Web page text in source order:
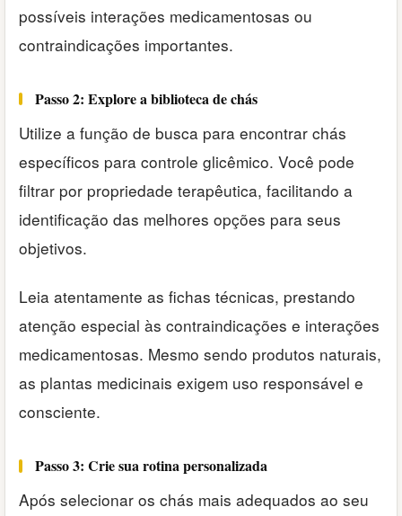
possíveis interações medicamentosas ou
contraindicações importantes.
Passo 2: Explore a biblioteca de chás
Utilize a função de busca para encontrar chás
específicos para controle glicêmico. Você pode
filtrar por propriedade terapêutica, facilitando a
identificação das melhores opções para seus
objetivos.
Leia atentamente as fichas técnicas, prestando
atenção especial às contraindicações e interações
medicamentosas. Mesmo sendo produtos naturais,
as plantas medicinais exigem uso responsável e
consciente.
Passo 3: Crie sua rotina personalizada
Após selecionar os chás mais adequados ao seu